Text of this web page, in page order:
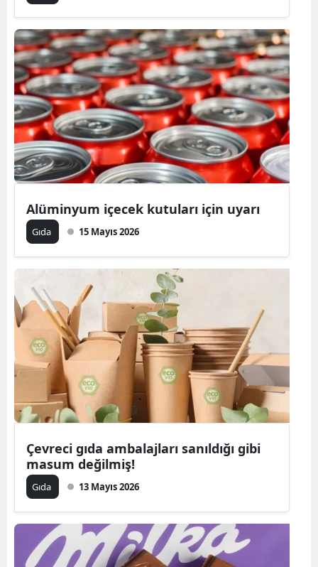
Alüminyum içecek kutuları için uyarı
Gıda 15 Mayıs 2026
Çevreci gıda ambalajları sanıldığı gibi
masum değilmiş!
Gıda 13 Mayıs 2026